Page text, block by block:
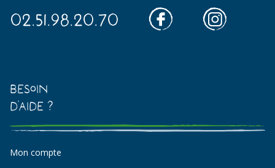
02.51.98.20.70
Besoin
d'aide ?
Mon compte